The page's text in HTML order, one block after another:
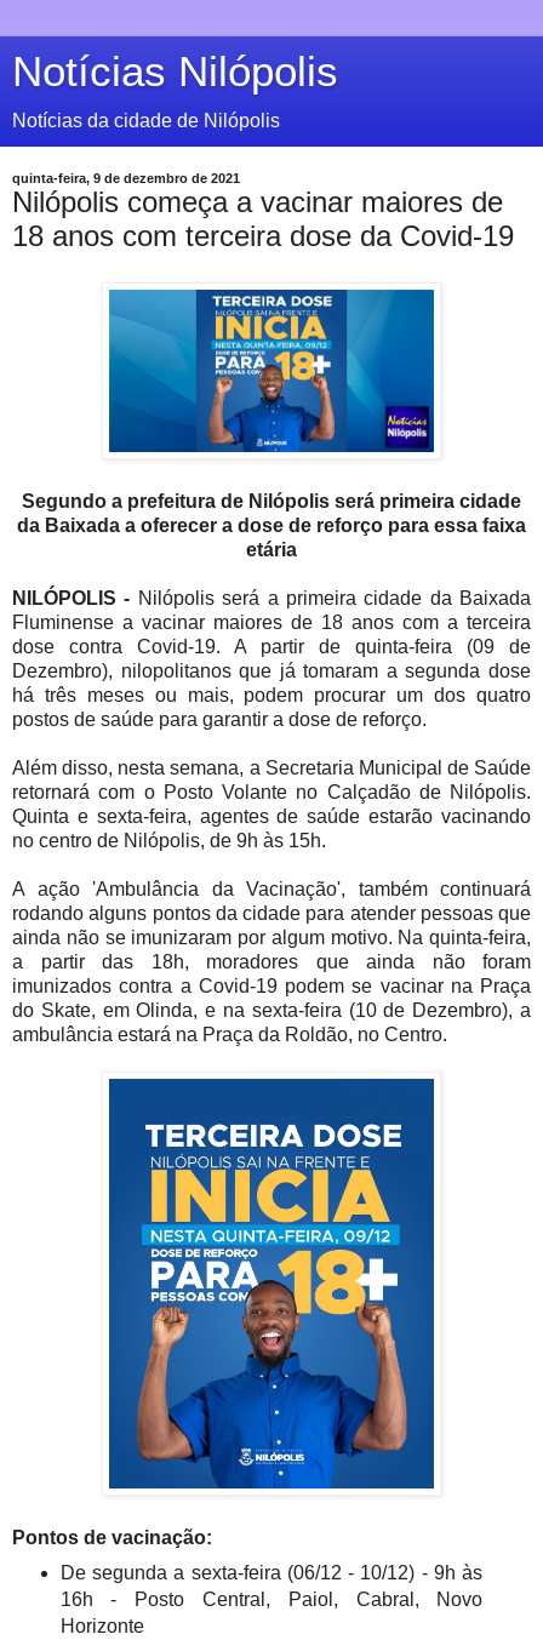
Notícias Nilópolis
Notícias da cidade de Nilópolis
quinta-feira, 9 de dezembro de 2021
Nilópolis começa a vacinar maiores de
18 anos com terceira dose da Covid-19
Segundo a prefeitura de Nilópolis será primeira cidade
da Baixada a oferecer a dose de reforço para essa faixa
etária
NILÓPOLIS - Nilópolis será a primeira cidade da Baixada
Fluminense a vacinar maiores de 18 anos com a terceira
dose contra Covid-19. A partir de quinta-feira (09 de
Dezembro), nilopolitanos que já tomaram a segunda dose
há três meses ou mais, podem procurar um dos quatro
postos de saúde para garantir a dose de reforço.
Além disso, nesta semana, a Secretaria Municipal de Saúde
retornará com o Posto Volante no Calçadão de Nilópolis.
Quinta e sexta-feira, agentes de saúde estarão vacinando
no centro de Nilópolis, de 9h às 15h.
A ação 'Ambulância da Vacinação', também continuará
rodando alguns pontos da cidade para atender pessoas que
ainda não se imunizaram por algum motivo. Na quinta-feira,
a partir das 18h, moradores que ainda não foram
imunizados contra a Covid-19 podem se vacinar na Praça
do Skate, em Olinda, e na sexta-feira (10 de Dezembro), a
ambulância estará na Praça da Roldão, no Centro.
Pontos de vacinação:
De segunda a sexta-feira (06/12 - 10/12) - 9h às
16h - Posto Central, Paiol, Cabral, Novo
Horizonte